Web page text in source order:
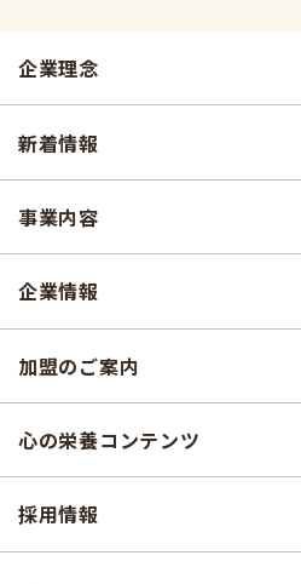
企業理念
新着情報
事業内容
企業情報
加盟のご案内
心の栄養コンテンツ
採用情報